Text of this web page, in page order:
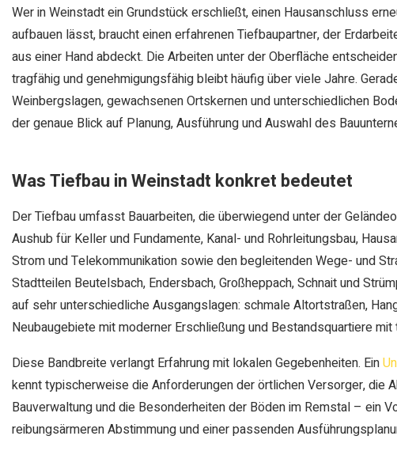
Wer in Weinstadt ein Grundstück erschließt, einen Hausanschluss
aufbauen lässt, braucht einen erfahrenen Tiefbaupartner, der
aus einer Hand abdeckt. Die Arbeiten unter der Oberfläche
tragfähig und genehmigungsfähig bleibt häufig über viele Jahre.
Weinbergslagen, gewachsenen Ortskernen und unterschiedlichen
der genaue Blick auf Planung, Ausführung und Auswahl des
Was Tiefbau in Weinstadt konkret bedeutet
Der Tiefbau umfasst Bauarbeiten, die überwiegend unter der
Aushub für Keller und Fundamente, Kanal- und Rohrleitungsbau,
Strom und Telekommunikation sowie den begleitenden Wege- und
Stadtteilen Beutelsbach, Endersbach, Großheppach, Schnait und
auf sehr unterschiedliche Ausgangslagen: schmale Altortstraßen,
Neubaugebiete mit moderner Erschließung und Bestandsquartiere
Diese Bandbreite verlangt Erfahrung mit lokalen Gegebenheiten. Ein
kennt typischerweise die Anforderungen der örtlichen Versorger, die
Bauverwaltung und die Besonderheiten der Böden im Remstal – ein
reibungsärmeren Abstimmung und einer passenden